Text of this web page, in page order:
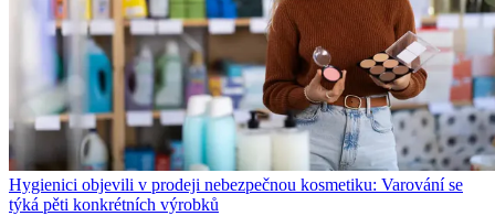
Hygienici objevili v prodeji nebezpečnou kosmetiku: Varování se
týká pěti konkrétních výrobků